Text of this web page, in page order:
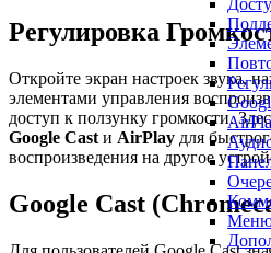
Меню
Регулировка
Откройте экран настроек звука,
элементами управления
доступ к ползунку громкости.
Google Cast и AirPlay для
воспроизведения на другое
Google Cast